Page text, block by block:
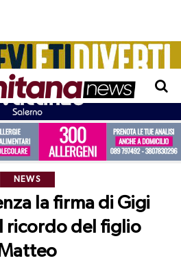
NEWS
la firma di Gigi
ricordo del figlio